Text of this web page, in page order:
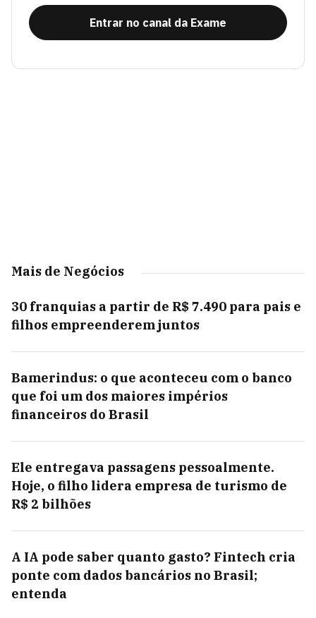
Entrar no canal da Exame
Mais de Negócios
30 franquias a partir de R$ 7.490 para pais e
filhos empreenderem juntos
Bamerindus: o que aconteceu com o banco
que foi um dos maiores impérios
financeiros do Brasil
Ele entregava passagens pessoalmente.
Hoje, o filho lidera empresa de turismo de
R$ 2 bilhões
A IA pode saber quanto gasto? Fintech cria
ponte com dados bancários no Brasil;
entenda